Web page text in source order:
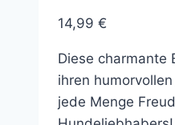
14,99 €
Diese charmante
ihren humorvollen
jede Menge